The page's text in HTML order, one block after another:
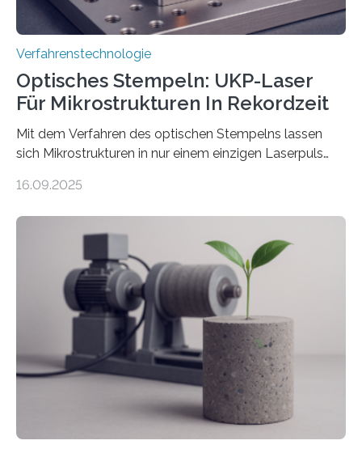
Verfahrenstechnologie
Optisches Stempeln: UKP-Laser
Für Mikrostrukturen In Rekordzeit
Mit dem Verfahren des optischen Stempelns lassen
sich Mikrostrukturen in nur einem einzigen Laserpuls
zeitaufwändiges Abscannen der Fläche. Am Fraunhofer
RWTH Aachen den Strahl eines Ultrakurzpulslasers
mithilfe eines Spatial Light Modulators (SLM) exakt in
das gewünschte Muster und bringen es direkt auf die
Werkstückoberfläche. Das beschleunigt die
Bearbeitung deutlich und eröffnet neue Möglichkeiten
für Branchen wie die stahl- und metallverarbeitende
Industrie oder die Glasverarbeitung. Erste Tests…
16.09.2025